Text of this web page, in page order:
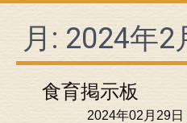
月: 2024年2
食育掲示板
2024年02月29日